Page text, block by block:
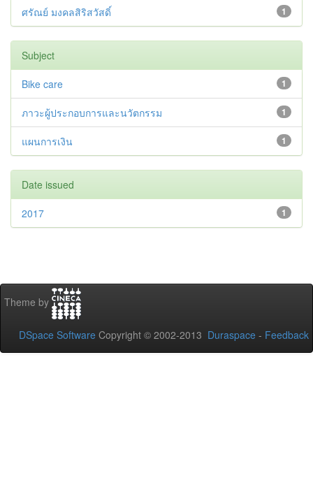
1
ศรัณย์ มงคลสิริสวัสดิ์
Subject
1
Bike care
1
ภาวะผู้ประกอบการและนวัตกรรม
1
แผนการเงิน
Date issued
1
2017
Theme by
DSpace Software Copyright © 2002-2013 Duraspace - Feedback